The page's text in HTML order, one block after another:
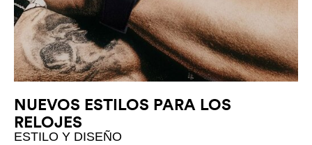
NUEVOS ESTILOS PARA LOS
RELOJES
ESTILO Y DISEÑO